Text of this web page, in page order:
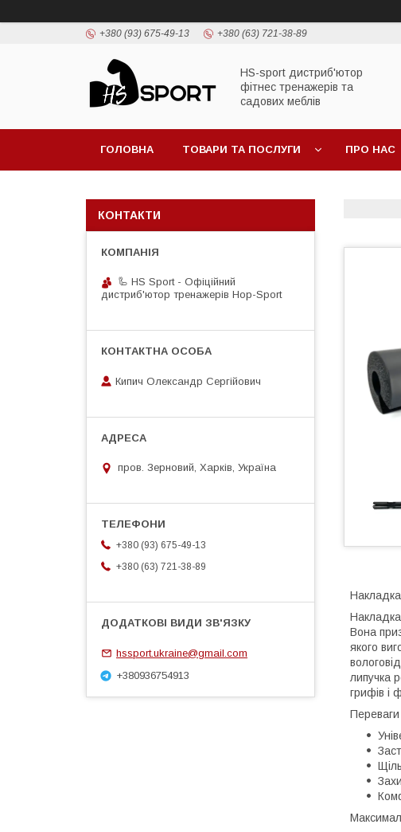
+380 (93) 675-49-13 +380 (63) 721-38-89
HS-sport дистриб'ютор
фітнес тренажерів та
садових меблів
ГОЛОВНА ТОВАРИ ТА ПОСЛУГИ ПРО НАС
Вона
якого
липучка
грифів і
КОНТАКТИ
🦾 HS Sport - Офіційний
дистриб'ютор тренажерів Hop-Sport
Кипич Олександр Сергійович
пров. Зерновий, Харків, Україна
+380 (93) 675-49-13
+380 (63) 721-38-89
hssport.ukraine@gmail.com
+380936754913